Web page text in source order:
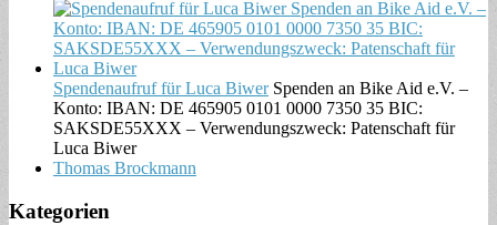
Spendenaufruf für Luca BiwerSpenden an Bike Aid e.V. –
Konto: IBAN: DE 465905 0101 0000 7350 35 BIC:
SAKSDE55XXX – Verwendungszweck: Patenschaft für
Luca Biwer
Thomas Brockmann
Kategorien